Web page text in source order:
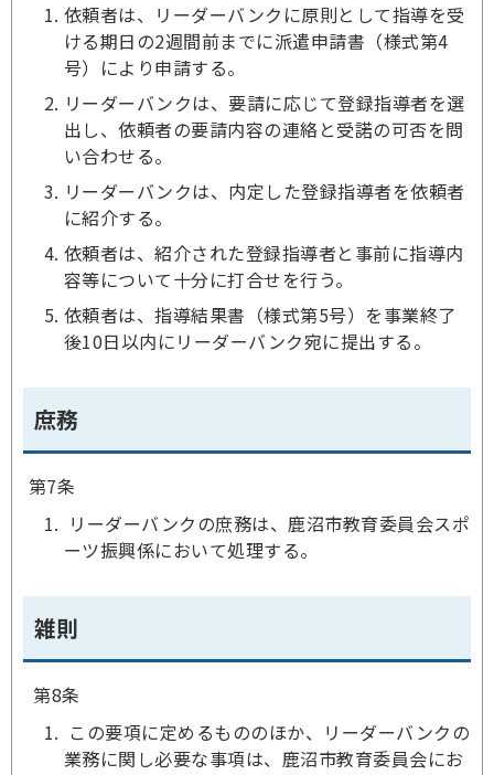
依頼者は、リーダーバンクに原則として指導を受
ける期日の2週間前までに派遣申請書（様式第4
号）により申請する。
リーダーバンクは、要請に応じて登録指導者を選
出し、依頼者の要請内容の連絡と受諾の可否を問
い合わせる。
リーダーバンクは、内定した登録指導者を依頼者
に紹介する。
依頼者は、紹介された登録指導者と事前に指導内
容等について十分に打合せを行う。
依頼者は、指導結果書（様式第5号）を事業終了
後10日以内にリーダーバンク宛に提出する。
庶務
第7条
リーダーバンクの庶務は、鹿沼市教育委員会スポ
ーツ振興係において処理する。
雑則
第8条
この要項に定めるもののほか、リーダーバンクの
業務に関し必要な事項は、鹿沼市教育委員会にお